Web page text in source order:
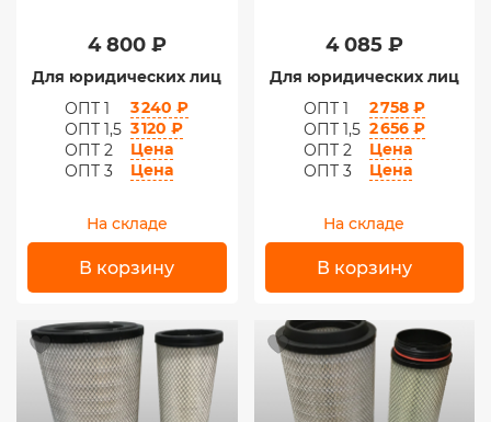
4 800 ₽
Для юридических лиц
ОПТ 1
3 240 ₽
ОПТ 1,5 3 120 ₽
ОПТ 2
Цена
ОПТ 3
Цена
На складе
В корзину
4 085 ₽
Для юридических лиц
ОПТ 1
2 758 ₽
ОПТ 1,5 2 656 ₽
ОПТ 2
Цена
ОПТ 3
Цена
На складе
В корзину